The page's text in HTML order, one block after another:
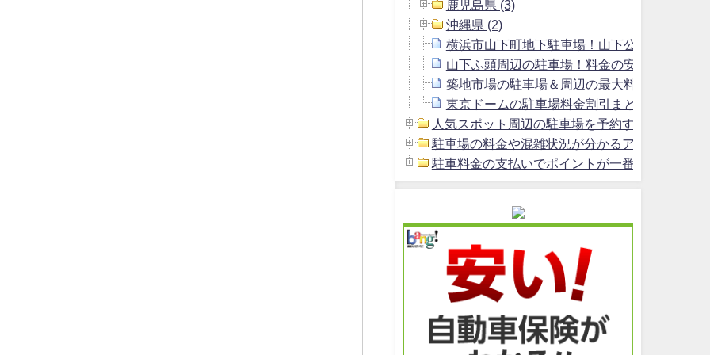
鹿児島県 (3)
沖縄県 (2)
横浜市山下町地下駐車場！山下公園駐車場よ
山下ふ頭周辺の駐車場！料金の安いおすすめ
築地市場の駐車場＆周辺の最大料金1800円以
東京ドームの駐車場料金割引まとめ＆周辺の
人気スポット周辺の駐車場を予約する方法 (2)
駐車場の料金や混雑状況が分かるアプリ (1)
駐車料金の支払いでポイントが一番貯まるクレ